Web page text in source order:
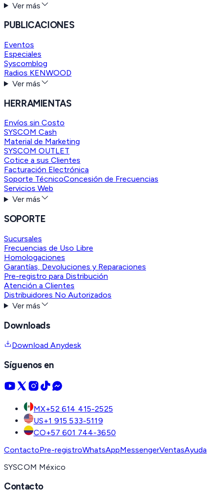
Ver más
PUBLICACIONES
Eventos
Especiales
Syscomblog
Radios KENWOOD
Ver más
HERRAMIENTAS
Envíos sin Costo
SYSCOM Cash
Material de Marketing
SYSCOM OUTLET
Cotice a sus Clientes
Facturación Electrónica
Soporte TécnicoConcesión de Frecuencias
Servicios Web
Ver más
SOPORTE
Sucursales
Frecuencias de Uso Libre
Homologaciones
Garantías, Devoluciones y Reparaciones
Pre-registro para Distribución
Atención a Clientes
Distribuidores No Autorizados
Ver más
Downloads
Download Anydesk
Síguenos en
MX+52 614 415-2525
US+1 915 533-5119
CO+57 601 744-3650
ContactoPre-registroWhatsAppMessengerVentasAyuda
SYSCOM México
Contacto